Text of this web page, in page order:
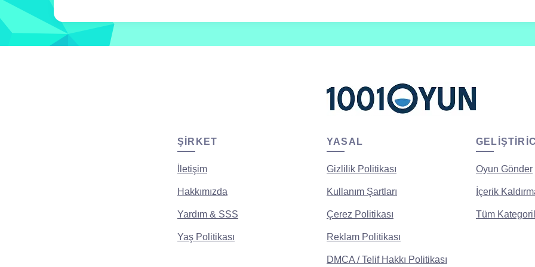
ŞIRKET
İletişim
Hakkımızda
Yardım & SSS
Yaş Politikası
YASAL
Gizlilik Politikası
Kullanım Şartları
Çerez Politikası
Reklam Politikası
DMCA / Telif Hakkı Politikası
Oyun Gönder
İçerik
Tüm